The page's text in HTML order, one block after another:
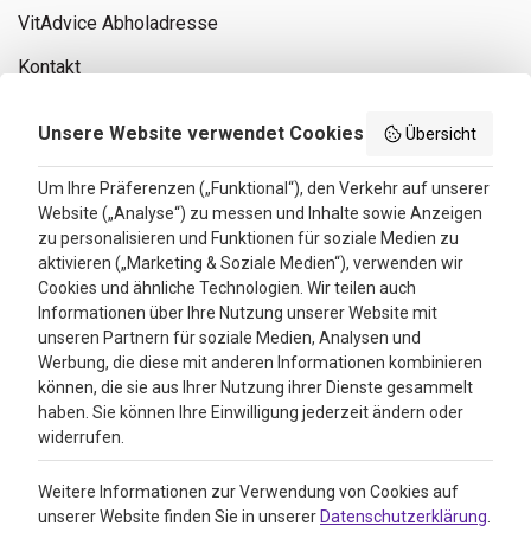
VitAdvice Abholadresse
Kontakt
Bewertungen
4.3
Google Reviews
Unsere Website verwendet Cookies Übersicht
Um Ihre Präferenzen („Funktional“), den Verkehr auf unserer
Website („Analyse“) zu messen und Inhalte sowie Anzeigen
zu personalisieren und Funktionen für soziale Medien zu
aktivieren („Marketing & Soziale Medien“), verwenden wir
Cookies und ähnliche Technologien. Wir teilen auch
Informationen über Ihre Nutzung unserer Website mit
unseren Partnern für soziale Medien, Analysen und
Werbung, die diese mit anderen Informationen kombinieren
können, die sie aus Ihrer Nutzung ihrer Dienste gesammelt
haben. Sie können Ihre Einwilligung jederzeit ändern oder
widerrufen.
Weitere Informationen zur Verwendung von Cookies auf
unserer Website finden Sie in unserer Datenschutzerklärung